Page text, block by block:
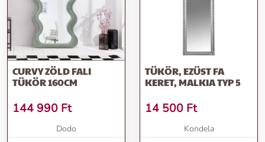
CURVY ZÖLD FALI
TÜKÖR 160CM
144 990 Ft
Dodo
TÜKÖR, EZÜST FA
KERET, MALKIA TYP 5
14 500 Ft
Kondela